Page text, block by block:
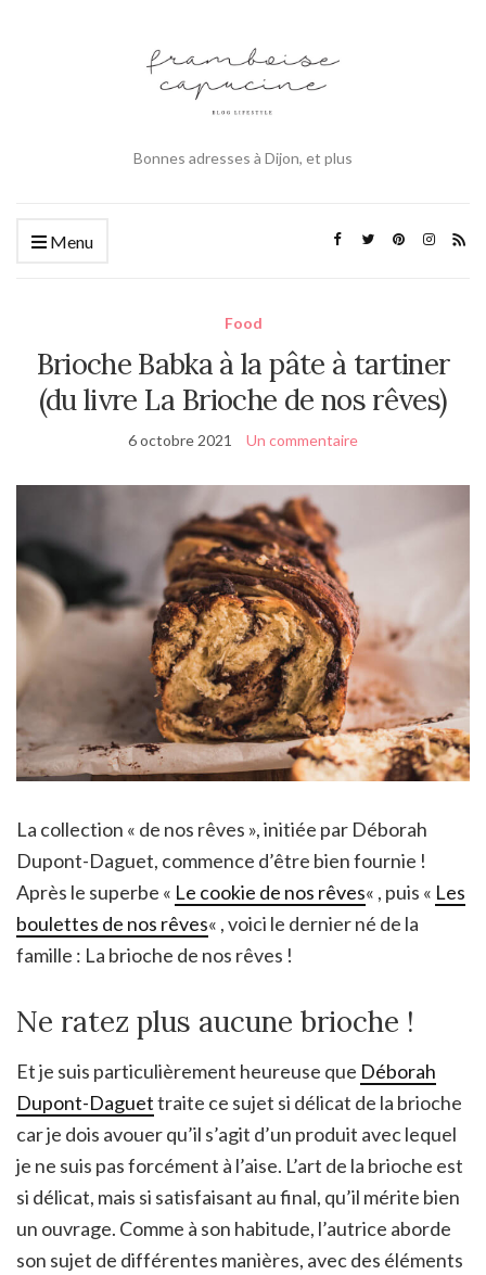
Bonnes adresses à Dijon, et plus
Menu
Food
Brioche Babka à la pâte à tartiner
(du livre La Brioche de nos rêves)
6 octobre 2021 Un commentaire
La collection « de nos rêves », initiée par Déborah
Dupont-Daguet, commence d’être bien fournie !
Après le superbe « Le cookie de nos rêves« , puis « Les
boulettes de nos rêves« , voici le dernier né de la
famille : La brioche de nos rêves !
Ne ratez plus aucune brioche !
Et je suis particulièrement heureuse que Déborah
Dupont-Daguettraite ce sujet si délicat de la brioche
car je dois avouer qu’il s’agit d’un produit avec lequel
je ne suis pas forcément à l’aise. L’art de la brioche est
si délicat, mais si satisfaisant au final, qu’il mérite bien
un ouvrage. Comme à son habitude, l’autrice aborde
son sujet de différentes manières, avec des éléments